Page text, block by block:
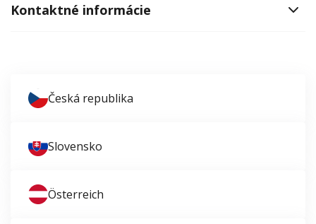
Kontaktné informácie
Česká republika
Slovensko
Österreich